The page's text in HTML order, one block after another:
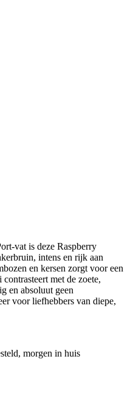
vat is deze Raspberry
intens en rijk aan
en kersen zorgt voor een
met de zoete,
en absoluut geen
voor liefhebbers van diepe,
morgen in huis